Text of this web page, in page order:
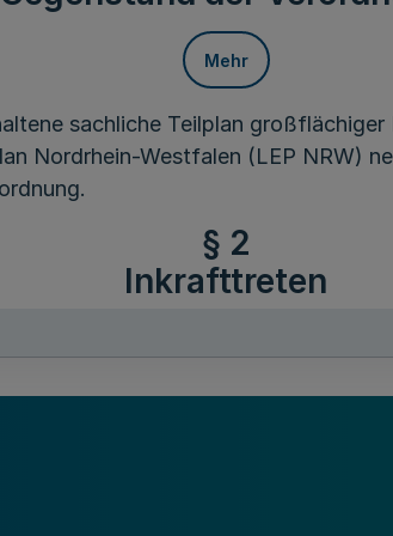
Mehr
sachliche Teilplan großflächiger
Nordrhein-Westfalen (LEP NRW)
§ 2
Inkrafttreten